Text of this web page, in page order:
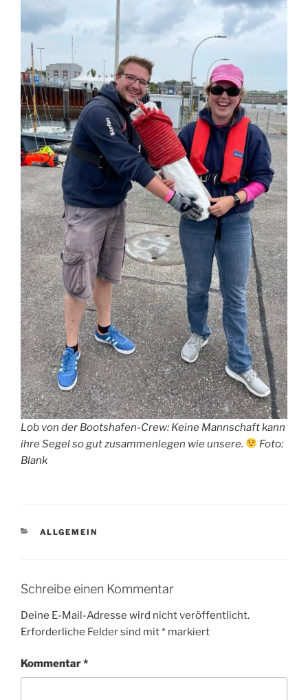
Lob von der Bootshafen-Crew: Keine Mannschaft kann
ihre Segel so gut zusammenlegen wie unsere.
Foto:
Blank
KATEGORIEN
ALLGEMEIN
Schreibe einen Kommentar
Deine E-Mail-Adresse wird nicht veröffentlicht.
Erforderliche Felder sind mit* markiert
Kommentar*